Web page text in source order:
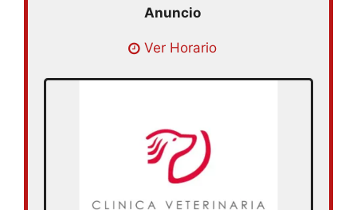
Lunes 09:00 – 15:00 | Martes 09:00 –
09:00 – 15:00 | Viernes 09:00 – 15:00 |
Ver Horario